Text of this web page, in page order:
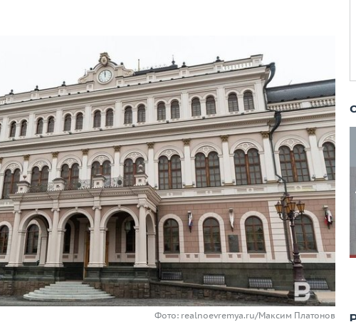
Фото: realnoevremya.ru/Максим Платонов